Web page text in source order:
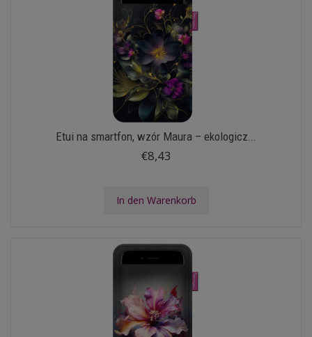
Etui na smartfon, wzór Maura – ekologicz...
€8,43
In den Warenkorb